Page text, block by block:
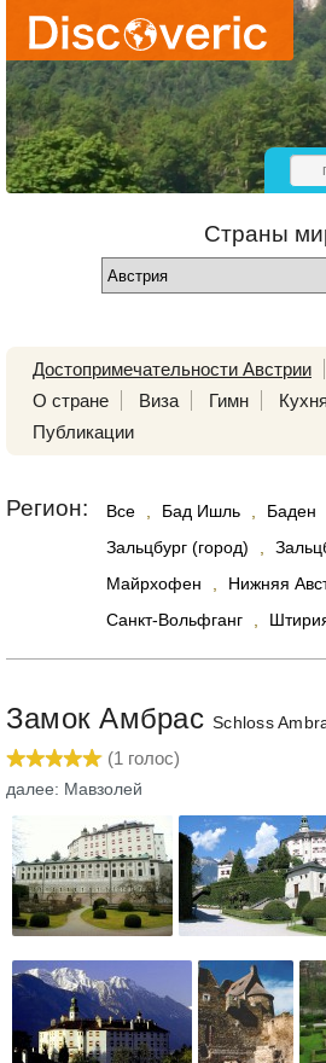
Страны
Достопримечательности Австрии
О стране
Виза Гимн
Публикации
Регион: Все Бад Ишль Баден
Зальцбург (город)
Майрхофен
Нижняя
Санкт-Вольфганг
Замок АмбрасSchloss
(1 голос)
далее: Мавзолей